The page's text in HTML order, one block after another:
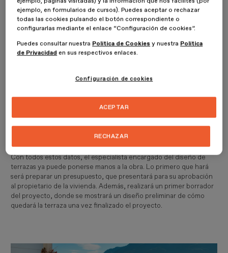
de sus características: si está o no cubierta, y su orientación. Por
otro lado, también hay que saber las necesidades que tienen
quienes residen en la vivienda, además de lo que tienen planeado
decoración, y si les gustan o no las plantas.
viviendas, es necesario conocer si hay algún tipo de limitación con
propietarios acuerdan mantener una cierta uniformidad en cuanto
a colores de cobertura o sobre si se pueden o no instalar toldos.
Además, en caso de querer instalar un cerramiento parcial, o
cubrirla con un toldo de grandes dimensiones, también tienes que
saber si la comunidad pone trabas para ello.
Con todos estos datos, el especialista encargado del diseño de
terrazas ya puede ponerse manos a la obra. Lo primero que hará
será preparar un presupuesto, que presentará para su aprobación
al propietario de la vivienda. Además, realizará un primer borrador
del proyecto, donde se mostrará un diseño preliminar de cómo
quedará la terraza una vez finalizado el proyecto.
ejemplo, en formularios de cursos). Puedes aceptar o rechazar
todas las cookies pulsando el botón correspondiente o
configurarlas mediante el enlace “Configuración de cookies”.
Puedes consultar nuestra Política de Cookies y nuestra Política
de Privacidad en sus respectivos enlaces.
Configuración de cookies
RECHAZAR
ACEPTAR